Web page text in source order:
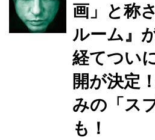
画」と称
ルーム』
経てつい
開が決定
みの「ス
も！